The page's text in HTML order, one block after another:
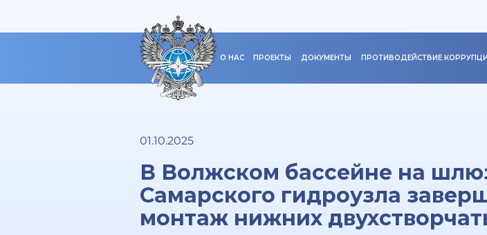
О НАС ПРОЕКТЫ ДОКУМЕНТЫ ПРОТИВОДЕЙСТВИЕ
01.10.2025
В Волжском бассейне на
Самарского гидроузла
монтаж нижних